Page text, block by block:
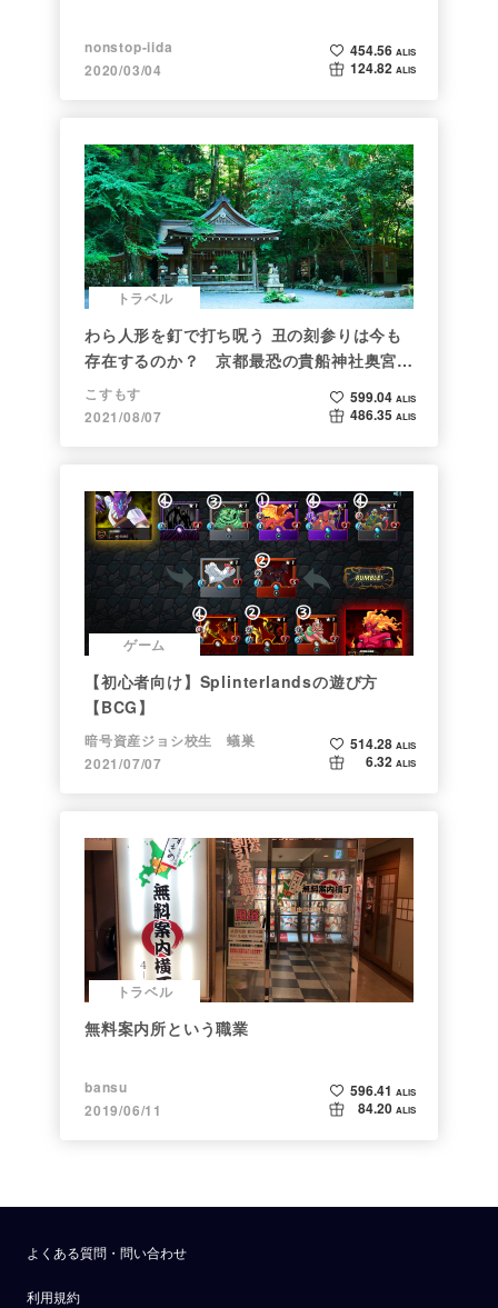
nonstop-iida
2020/03/04
454.56 ALIS
124.82 ALIS
トラベル
わら人形を釘で打ち呪う 丑の刻参りは今も
存在するのか？ 京都最恐の貴船神社奥宮を
調べた
こすもす
2021/08/07
599.04 ALIS
486.35 ALIS
ゲーム
【初心者向け】Splinterlandsの遊び方
【BCG】
暗号資産ジョシ校生 蟻巣
2021/07/07
514.28 ALIS
6.32 ALIS
トラベル
無料案内所という職業
bansu
2019/06/11
596.41 ALIS
84.20 ALIS
よくある質問・問い合わせ
利用規約